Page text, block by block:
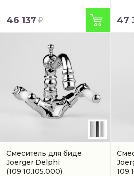
46 137 47
Смеситель для биде
Joerger Delphi
(109.10.105.000)